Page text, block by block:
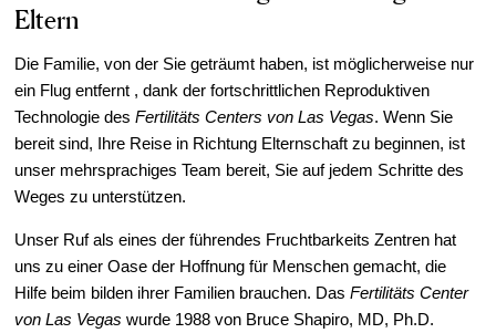
Patient Portal
Events & Webinars
Out of Town Patients
Leihmutterschaft in Las Vegas
Eltern
Die Familie, von der Sie geträumt haben, ist möglicherweise nur
ein Flug entfernt , dank der fortschrittlichen Reproduktiven
Technologie desFertilitäts Centers von Las Vegas. Wenn Sie
bereit sind, Ihre Reise in Richtung Elternschaft zu beginnen, ist
unser mehrsprachiges Team bereit, Sie auf jedem Schritte des
Weges zu unterstützen.
Unser Ruf als eines der führendes Fruchtbarkeits Zentren hat
uns zu einer Oase der Hoffnung für Menschen gemacht, die
Hilfe beim bilden ihrer Familien brauchen. DasFertilitäts Center
von Las Vegas wurde 1988 von Bruce Shapiro, MD, Ph.D.